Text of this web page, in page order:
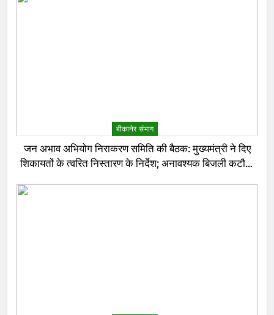
बीकानेर संभाग
जन अभाव अभियोग निराकरण समिति की बैठक: मुख्यमंत्री ने दिए
शिकायतों के त्वरित निस्तारण के निर्देश; अनावश्यक बिजली कटौती